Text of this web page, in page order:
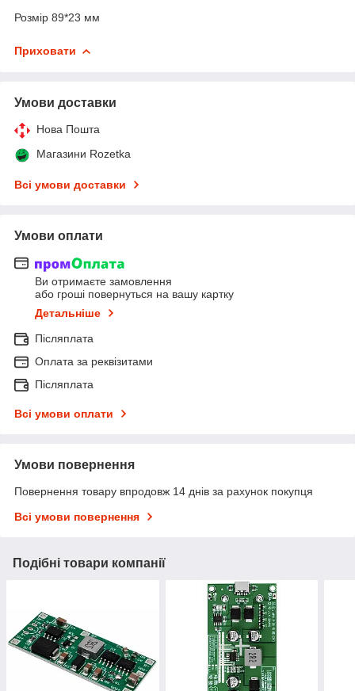
Розмір 89*23 мм
Приховати
Умови доставки
Нова Пошта
Магазини Rozetka
Всі умови доставки
Умови оплати
Ви отримаєте замовлення
або гроші повернуться на вашу картку
Детальніше
Післяплата
Оплата за реквізитами
Післяплата
Всі умови оплати
Умови повернення
Повернення товару впродовж 14 днів за рахунок покупця
Всі умови повернення
Подібні товари компанії